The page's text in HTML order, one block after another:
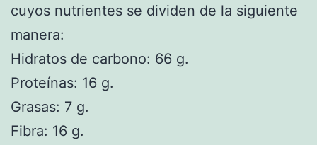
cuyos nutrientes se dividen de la siguiente
manera:
Hidratos de carbono: 66 g.
Proteínas: 16 g.
Grasas: 7 g.
Fibra: 16 g.